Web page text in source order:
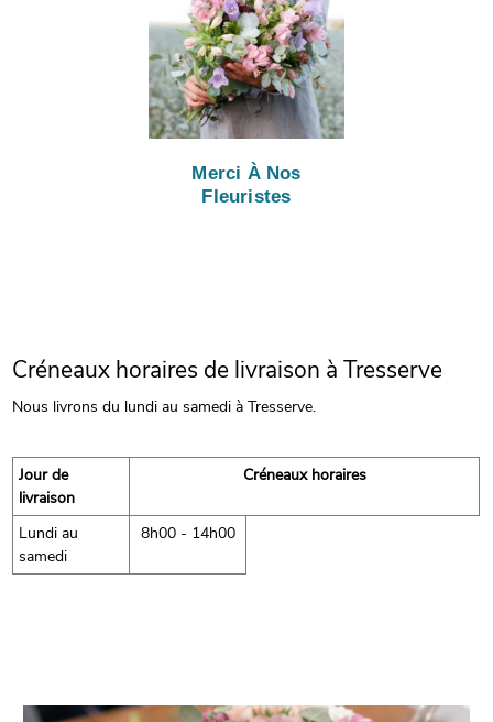
Merci À Nos
Fleuristes
Créneaux horaires de livraison à Tresserve
Nous livrons du lundi au samedi à Tresserve.
Jour de
livraison
Créneaux horaires
Lundi au
samedi
8h00 - 14h00